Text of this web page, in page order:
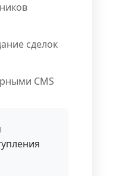
сделок
CMS